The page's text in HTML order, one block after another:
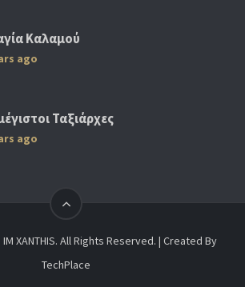
Καλαμού
ago
Ταξιάρχες
ago
XANTHIS. All Rights Reserved. | Created By
TechPlace